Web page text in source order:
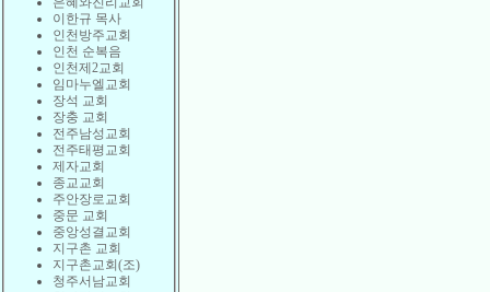
이한규 목사
인천방주교회
인천 순복음
인천제2교회
임마누엘교회
장석 교회
장충 교회
전주남성교회
전주태평교회
제자교회
종교교회
주안장로교회
중문 교회
중앙성결교회
지구촌 교회
지구촌교회(조)
청주서남교회